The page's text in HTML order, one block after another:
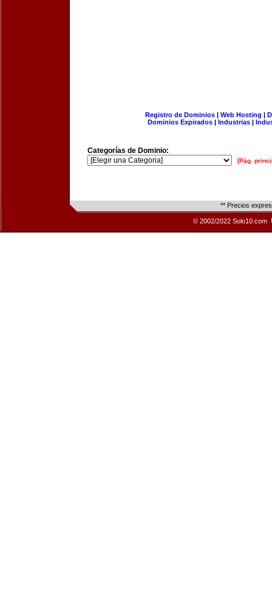
Registro de Dominios| Web Hosting |
Dominios Expirados | Industrias |
Categorías de Dominio:
[Pág.
** Precios
© 2002/2022 Solo10.com